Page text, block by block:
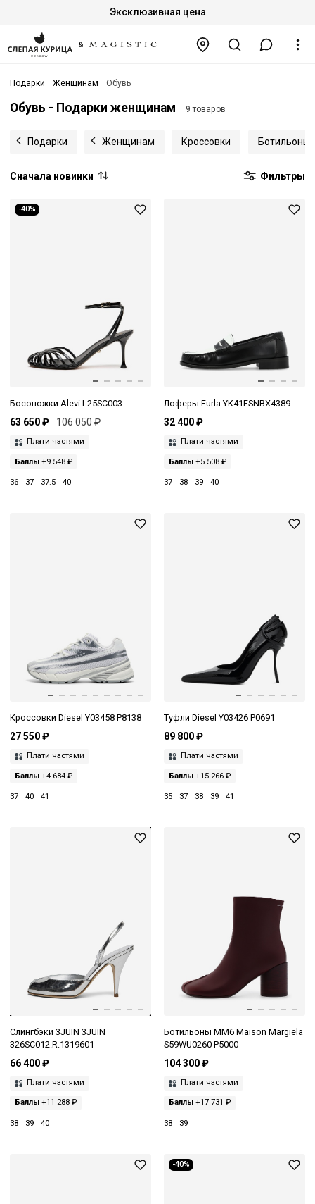
Эксклюзивная цена
Подарки Женщинам Обувь
Обувь - Подарки женщинам 9 товаров
Подарки Женщинам Кроссовки Ботильоны
Сначала новинки Фильтры
-40%
Босоножки Alevi L25SC003
63 650 ₽ 106 050 ₽
Плати частями
Баллы +9 548 ₽
36 37 37.5 40
Лоферы Furla YK41FSNBX4389
32 400 ₽
Плати частями
Баллы+5 508 ₽
37 38 39 40
Кроссовки Diesel Y03458 P8138
27 550 ₽
Плати частями
Баллы +4 684 ₽
37 40 41
Туфли Diesel Y03426 P0691
89 800 ₽
Плати частями
Баллы+15 266 ₽
35 37 38 39 41
Слингбэки 3JUIN 3JUIN
326SC012.R.1319601
66 400 ₽
Плати частями
Баллы +11 288 ₽
38 39 40
Ботильоны MM6 Maison Margiela
S59WU0260 P5000
104 300 ₽
Плати частями
Баллы+17 731 ₽
38 39
-40%